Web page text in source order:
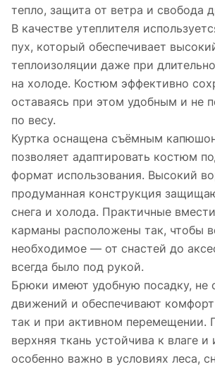
тепло, защита от ветра и свобода
В качестве утеплителя
пух, который обеспечивает
теплоизоляции даже при
на холоде. Костюм эффективно
оставаясь при этом удобным и не
по весу.
Куртка оснащена съёмным
позволяет адаптировать костюм
формат использования. Высокий
продуманная конструкция
снега и холода. Практичные
карманы расположены так, чтобы
необходимое — от снастей до
всегда было под рукой.
Брюки имеют удобную посадку, не
движений и обеспечивают комфорт
так и при активном перемещении.
верхняя ткань устойчива к влаге и
особенно важно в условиях леса,